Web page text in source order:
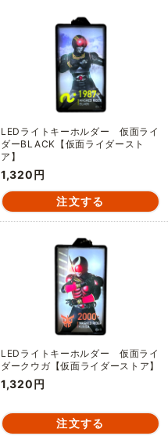
LEDライトキーホルダー 仮面ライ
ダーBLACK【仮面ライダースト
ア】
1,320円
LEDライトキーホルダー 仮面ライ
ダークウガ【仮面ライダーストア】
1,320円